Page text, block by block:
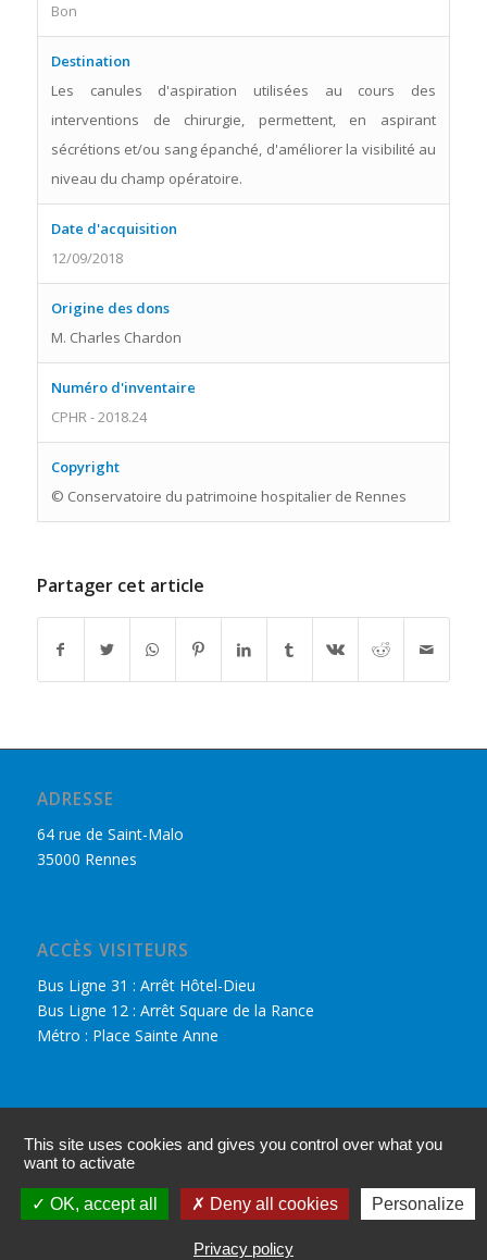
Bon
Destination
Les canules d'aspiration utilisées au cours des
interventions de chirurgie, permettent, en aspirant
sécrétions et/ou sang épanché, d'améliorer la visibilité au
niveau du champ opératoire.
Date d'acquisition
12/09/2018
Origine des dons
M. Charles Chardon
Numéro d'inventaire
CPHR - 2018.24
Copyright
© Conservatoire du patrimoine hospitalier de Rennes
Partager cet article
ADRESSE
64 rue de Saint-Malo
35000 Rennes
ACCÈS VISITEURS
Bus Ligne 31 : Arrêt Hôtel-Dieu
Bus Ligne 12 : Arrêt Square de la Rance
Métro : Place Sainte Anne
Nous retrouver sur Facebook
Accès adhérents
Mentions légales
This site uses cookies and gives you control over what you
want to activate
OK, accept all Deny all cookies Personalize
Privacy policy